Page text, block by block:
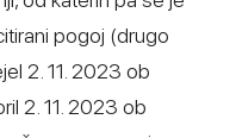
pogoj (drugo
2. 11. 2023 ob
2. 11. 2023 ob